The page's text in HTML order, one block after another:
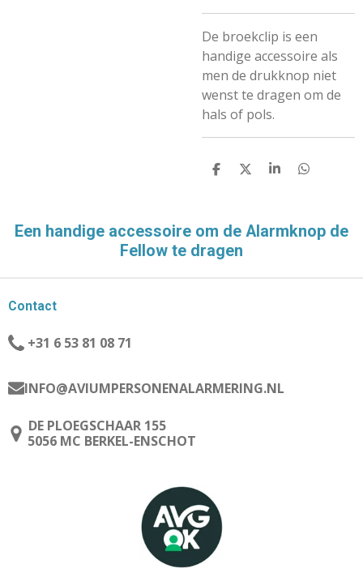
De broekclip is een
handige accessoire als
men de drukknop niet
wenst te dragen om de
hals of pols.
D
N
D
S
E
D
N
Een handige accessoire om de Alarmknop de
Fellow te dragen
Contact
+31 6 53 81 08 71
INFO@AVIUMPERSONENALARMERING.NL
DE PLOEGSCHAAR 155
5056 MC BERKEL-ENSCHOT